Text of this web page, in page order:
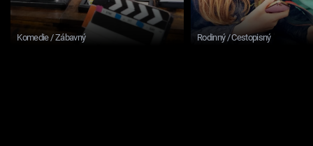
Komedie / Zábavný Rodinný / Cestopisný